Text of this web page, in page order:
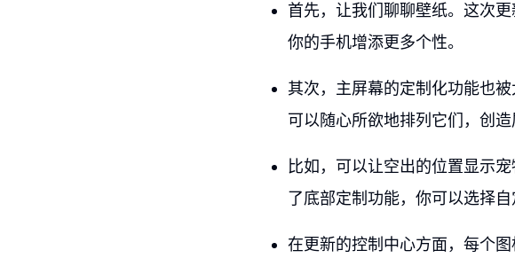
首先，让我们聊聊壁纸。这次
你的手机增添更多个性。
其次，主屏幕的定制化功能也
可以随心所欲地排列它们，创造
比如，可以让空出的位置显示
了底部定制功能，你可以选择
在更新的控制中心方面，每个